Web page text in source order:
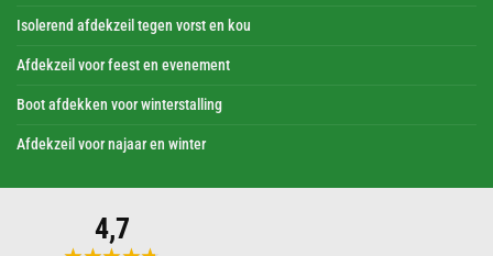
Isolerend afdekzeil tegen vorst en kou
Afdekzeil voor feest en evenement
Boot afdekken voor winterstalling
Afdekzeil voor najaar en winter
4,7